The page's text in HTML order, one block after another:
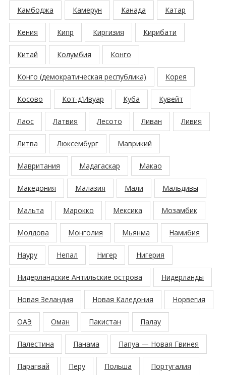
Камбоджа Камерун Канада Катар
Кения Кипр Киргизия Кирибати
Китай Колумбия Конго
Конго (демократическая республика) Корея
Косово Кот-д’Ивуар Куба Кувейт
Лаос Латвия Лесото Ливан Ливия
Литва Люксембург Маврикий
Мавритания Мадагаскар Макао
Македония Малазия Мали Мальдивы
Мальта Марокко Мексика Мозамбик
Молдова Монголия Мьянма Намибия
Науру Непал Нигер Нигерия
Нидерландские Антильские острова Нидерланды
Новая Зеландия Новая Каледония Норвегия
ОАЭ Оман Пакистан Палау
Палестина Панама Папуа — Новая Гвинея
Парагвай Перу Польша Португалия